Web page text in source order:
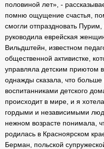
половиной лет», -
помню ощущение счастья,
смогли отпраздновать
руководила еврейская
Вильдштейн, известном
общественной активистке,
управляла детским приютом
однажды сказала, что
воспитанниками детского
происходит в мире, и я
гордыми и независимыми
нежном возрасте понимала,
родилась в Красноярском
Берман, польской